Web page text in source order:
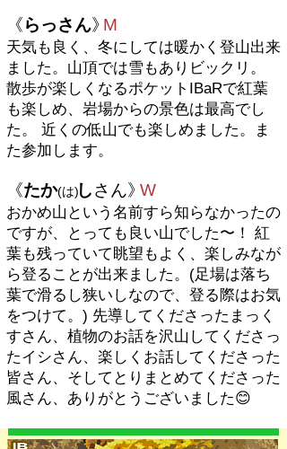
《らっさん》 M
天気も良く、冬にしては暖かく登山出来
ました。山頂では雪もありビックリ。
散歩が楽しくなるポケットIBaRで紅葉
も楽しめ、岩場からの景色は最高でし
た。 近くの低山でも楽しめました。ま
た参加します。
《たか(は)しさん》 W
おかめ山という名前すら知らなかったの
ですが、とっても良い山でした〜！ 紅
葉も残っていて眺望もよく、楽しみなが
ら登ることが出来ました。(足場は落ち
葉で滑るし狭いしなので、登る際はお気
をつけて。) 先導してくださったまっく
すさん、植物のお話を沢山してくださっ
たイシさん、楽しくお話してくださった
皆さん、そしてとりまとめてくださった
風さん、ありがとうございました😊